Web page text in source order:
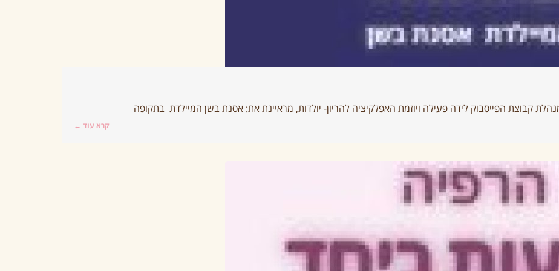
קבוצת הפייסבוק לידה פעילה ויוזמת האפלקיציה להריון- יולדות, מראיינת את: אסנת בשן המיילדת בתקופה
קרא עוד ←